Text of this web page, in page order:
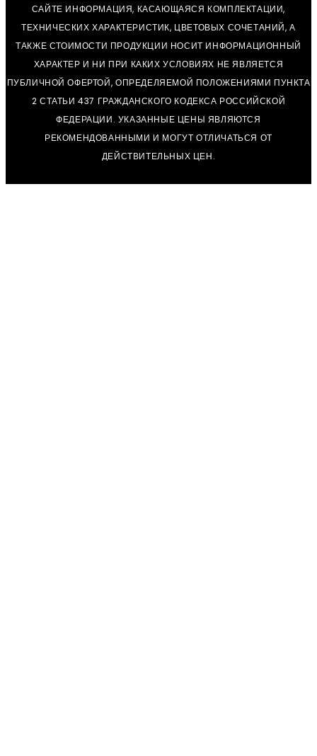
САЙТЕ ИНФОРМАЦИЯ, КАСАЮЩАЯСЯ КОМПЛЕКТАЦИИ,
ТЕХНИЧЕСКИХ ХАРАКТЕРИСТИК, ЦВЕТОВЫХ СОЧЕТАНИЙ, А
ТАКЖЕ СТОИМОСТИ ПРОДУКЦИИ НОСИТ ИНФОРМАЦИОННЫЙ
ХАРАКТЕР И НИ ПРИ КАКИХ УСЛОВИЯХ НЕ ЯВЛЯЕТСЯ
ПУБЛИЧНОЙ ОФЕРТОЙ, ОПРЕДЕЛЯЕМОЙ ПОЛОЖЕНИЯМИ ПУНКТА
2 СТАТЬИ 437 ГРАЖДАНСКОГО КОДЕКСА РОССИЙСКОЙ
ФЕДЕРАЦИИ. УКАЗАННЫЕ ЦЕНЫ ЯВЛЯЮТСЯ
РЕКОМЕНДОВАННЫМИ И МОГУТ ОТЛИЧАТЬСЯ ОТ
ДЕЙСТВИТЕЛЬНЫХ ЦЕН.